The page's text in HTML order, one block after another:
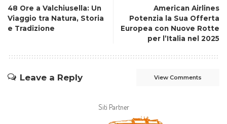
48 Ore a Valchiusella: Un
Viaggio tra Natura, Storia
e Tradizione
American Airlines
Potenzia la Sua Offerta
Europea con Nuove Rotte
per l’Italia nel 2025
Leave a Reply View Comments
Siti Partner